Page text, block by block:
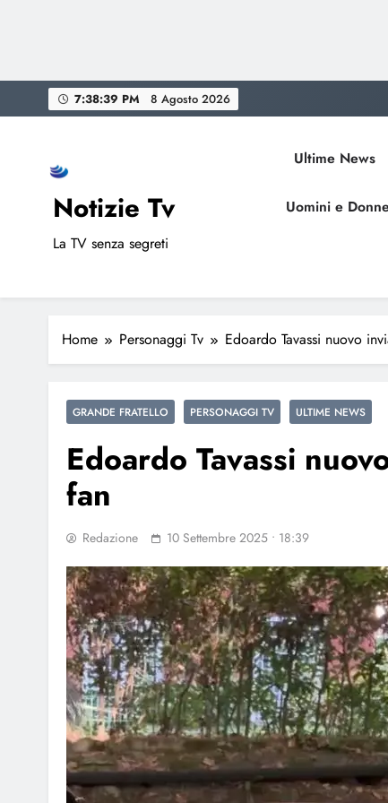
to
7:38:40 PM 8 Agosto 2026
Notizie Tv
La TV senza segreti
Ultime News
Uomini e
Home Personaggi Tv Edoardo Tavassi nuovo
GRANDE FRATELLO PERSONAGGI TV ULTIME NEWS
Edoardo Tavassi
fan
Redazione 10 Settembre 2025 • 18:39